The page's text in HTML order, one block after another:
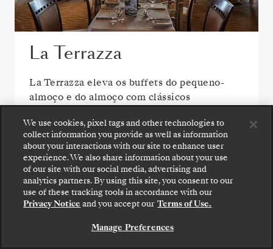
La Terrazza
La Terrazza eleva os buffets do pequeno-
almoço e do almoço com clássicos
noite, massas caseiras, marisco e vinhos de
categoria são o segredo para o jantar italiano
perfeito.
VER TODAS AS OPÇÕES DE REFEIÇÃO
We use cookies, pixel tags and other technologies to
collect information you provide as well as information
about your interactions with our site to enhance user
experience. We also share information about your use
of our site with our social media, advertising and
analytics partners. By using this site, you consent to our
use of these tracking tools in accordance with our
Privacy Notice and you accept our Terms of Use.
Manage Preferences